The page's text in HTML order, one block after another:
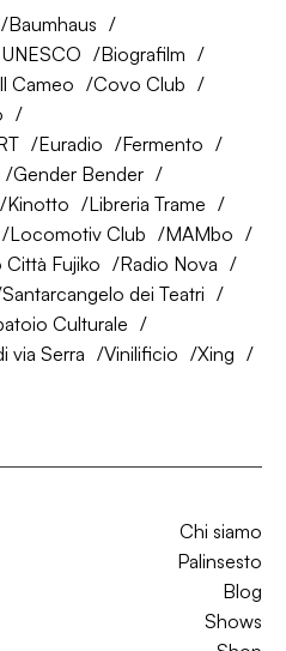
Baumhaus
Biografilm
Il Cameo
Covo Club
Euradio
Fermento
Gender Bender
Kinotto
Libreria Trame
Locomotiv Club
MAMbo
Città Fujiko
Radio Nova
Santarcangelo dei Teatri
Culturale
via Serra Vinilificio
Xing
Chi siamo
Palinsesto
Blog
Shows